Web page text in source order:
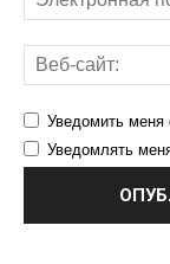
Уведомить меня
Уведомлять